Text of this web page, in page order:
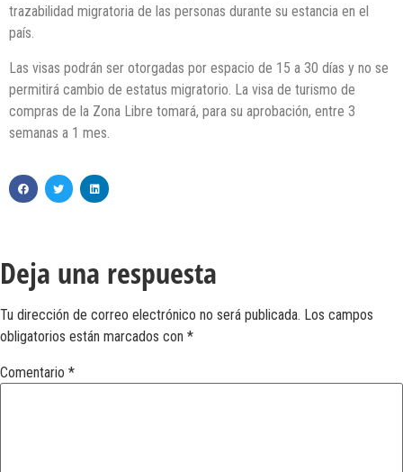
trazabilidad migratoria de las personas durante su estancia en el
país.
Las visas podrán ser otorgadas por espacio de 15 a 30 días y no se
permitirá cambio de estatus migratorio. La visa de turismo de
compras de la Zona Libre tomará, para su aprobación, entre 3
semanas a 1 mes.
Deja una respuesta
Tu dirección de correo electrónico no será publicada. Los campos
obligatorios están marcados con *
Comentario *